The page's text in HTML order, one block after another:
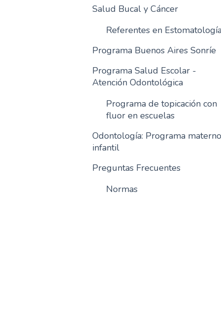
Salud Bucal y Cáncer
Referentes en
Programa Buenos Aires Sonríe
Programa Salud Escolar -
Atención Odontológica
Programa de topicación con
fluor en escuelas
Odontología: Programa materno
infantil
Preguntas Frecuentes
Normas